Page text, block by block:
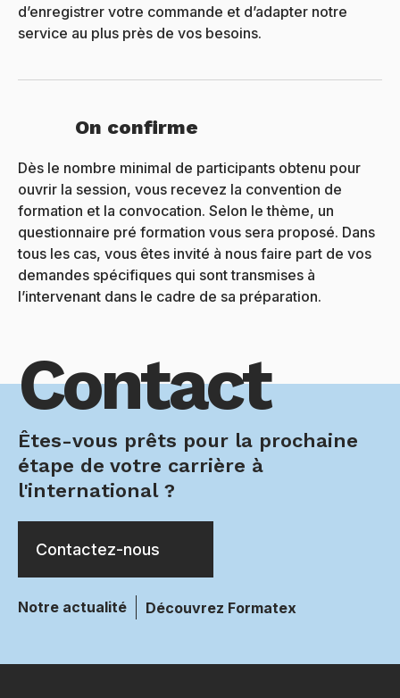
d’enregistrer votre commande et d’adapter notre
service au plus près de vos besoins.
On confirme
Dès le nombre minimal de participants obtenu pour
ouvrir la session, vous recevez la convention de
formation et la convocation. Selon le thème, un
questionnaire pré formation vous sera proposé. Dans
tous les cas, vous êtes invité à nous faire part de vos
demandes spécifiques qui sont transmises à
l’intervenant dans le cadre de sa préparation.
Contact
Êtes-vous prêts pour la prochaine
étape de votre carrière à
l'international ?
Contactez-nous
Notre actualité Découvrez Formatex